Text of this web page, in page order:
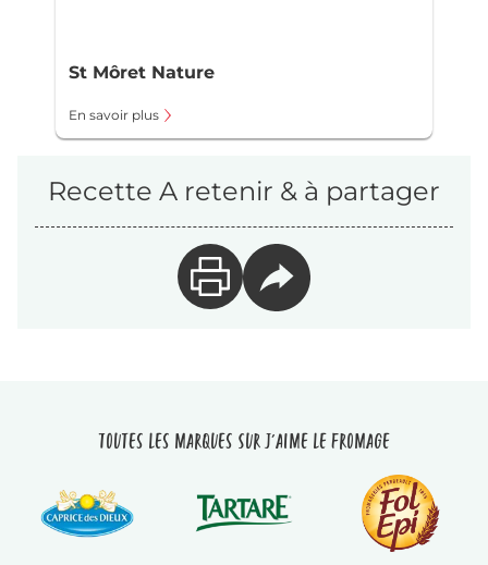
St Môret Nature
En savoir plus
Recette A retenir & à partager
Toutes les marques sur J'aime le fromage